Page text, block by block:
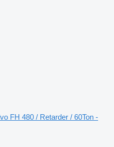
FH 480 / Retarder / 60Ton -